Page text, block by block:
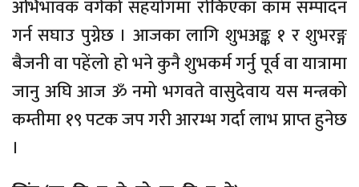
अभिभावक वर्गको सहयोगमा रोकिएका काम सम्पादन
गर्न सघाउ पुग्नेछ । आजका लागि शुभअङ्क १ र शुभरङ्ग
बैजनी वा पहेंलो हो भने कुनै शुभकर्म गर्नु पूर्व वा यात्रामा
जानु अघि आज ॐ नमो भगवते वासुदेवाय यस मन्त्रको
कम्तीमा १९ पटक जप गरी आरम्भ गर्दा लाभ प्राप्त हुनेछ
।